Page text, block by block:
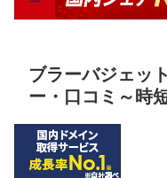
ブラーバジェッ
ー・口コミ～時